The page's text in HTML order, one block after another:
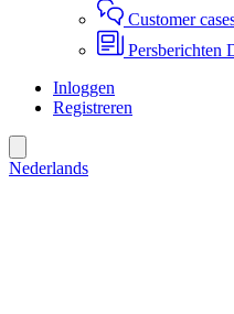
Customer
Persberichten
Inloggen
Registreren
Nederlands